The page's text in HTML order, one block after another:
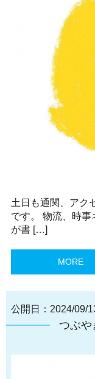
土日も通関、アク
です。 物流、時
が書 […]
MORE
公開日：2024/09/
つぶ